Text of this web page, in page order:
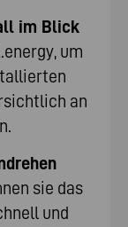
im Blick
um
an
sie das
und